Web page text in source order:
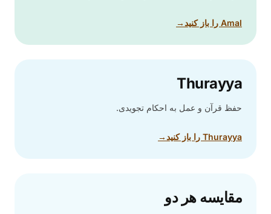
Amal را باز کنید →
Thurayya
حفظ قرآن و عمل به احکام تجویدی.
Thurayya را باز کنید →
مقایسه هر دو